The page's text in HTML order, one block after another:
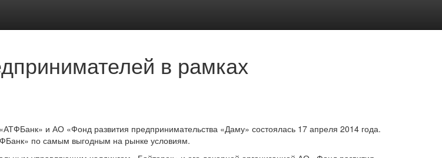
в рамках
и АО «Фонд развития предпринимательства «Даму» состоялась 17 апреля 2014 года.
по самым выгодным на рынке условиям.